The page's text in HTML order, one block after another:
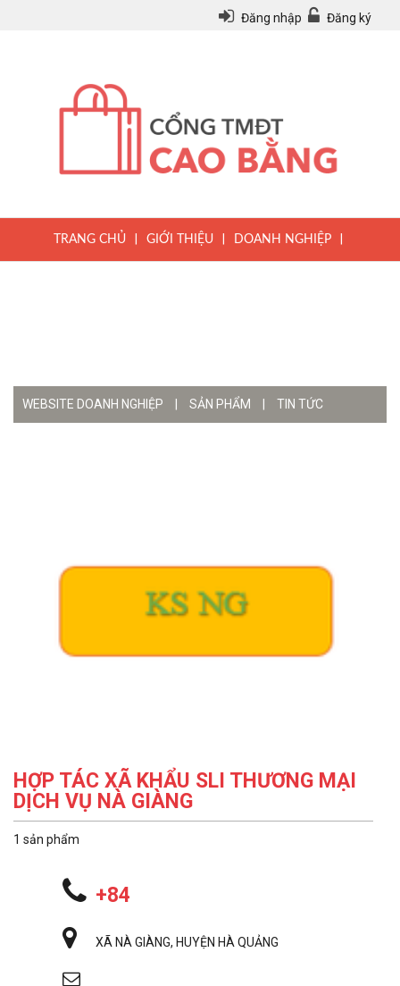
Đăng nhập Đăng ký
TRANG CHỦ GIỚI THIỆU DOANH NGHIỆP
WEBSITE DOANH NGHIỆP SẢN PHẨM TIN TỨC
HỢP TÁC XÃ KHẨU SLI THƯƠNG MẠI
DỊCH VỤ NÀ GIÀNG
1 sản phẩm
+84
XÃ NÀ GIÀNG, HUYỆN HÀ QUẢNG